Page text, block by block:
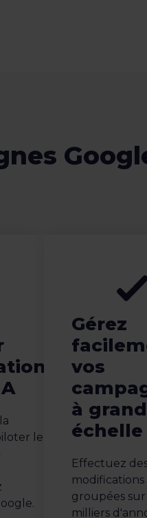
le
Gérez
vos
à
échelle
Effectuez
modifications
groupées sur
milliers